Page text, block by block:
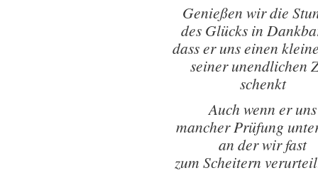
Genießen wir die
des Glücks in
dass er uns einen
seiner unendlichen
schenkt
Auch wenn er uns
mancher Prüfung
an der wir fast
zum Scheitern